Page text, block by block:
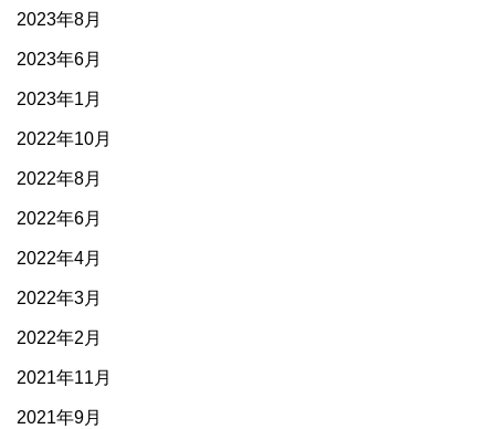
2023年8月
2023年6月
2023年1月
2022年10月
2022年8月
2022年6月
2022年4月
2022年3月
2022年2月
2021年11月
2021年9月